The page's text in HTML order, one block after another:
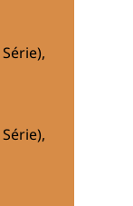
Série),
Série),